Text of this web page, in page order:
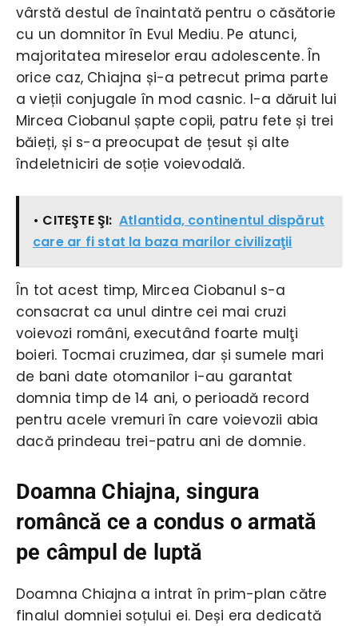
vârstă destul de înaintată pentru o căsătorie
cu un domnitor în Evul Mediu. Pe atunci,
majoritatea mireselor erau adolescente. În
orice caz, Chiajna și-a petrecut prima parte
a vieții conjugale în mod casnic. I-a dăruit lui
Mircea Ciobanul șapte copii, patru fete și trei
băieți, și s-a preocupat de țesut și alte
îndeletniciri de soție voievodală.
• CITEŞTE ŞI: Atlantida, continentul dispărut
care ar fi stat la baza marilor civilizaţii
În tot acest timp, Mircea Ciobanul s-a
consacrat ca unul dintre cei mai cruzi
voievozi români, executând foarte mulţi
boieri. Tocmai cruzimea, dar și sumele mari
de bani date otomanilor i-au garantat
domnia timp de 14 ani, o perioadă record
pentru acele vremuri în care voievozii abia
dacă prindeau trei-patru ani de domnie.
Doamna Chiajna, singura
româncă ce a condus o armată
pe câmpul de luptă
Doamna Chiajna a intrat în prim-plan către
finalul domniei soțului ei. Deși era dedicată